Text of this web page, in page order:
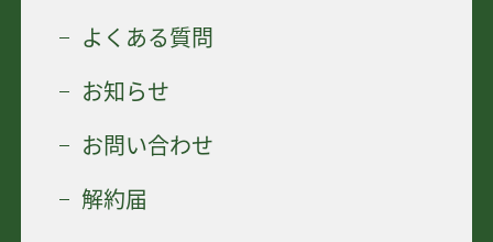
よくある質問
お知らせ
お問い合わせ
解約届